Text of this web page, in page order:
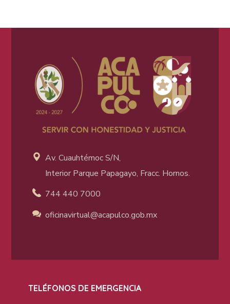
Av. Cuauhtémoc S/N,
Interior Parque Papagayo, Fracc. Hornos.
744 440 7000
oficinavirtual@acapulco.gob.mx
TELÉFONOS DE EMERGENCIA